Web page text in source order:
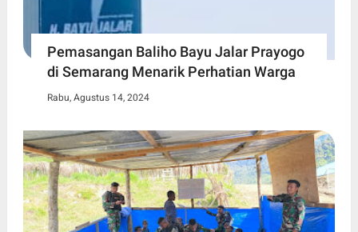
Pemasangan Baliho Bayu Jalar Prayogo
di Semarang Menarik Perhatian Warga
Rabu, Agustus 14, 2024